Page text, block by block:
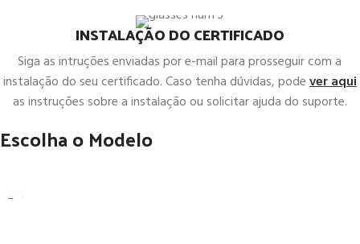
INSTALAÇÃO DO CERTIFICADO
Siga as intruções enviadas por e-mail para prosseguir com a
instalação do seu certificado. Caso tenha dúvidas, podever aqui
as instruções sobre a instalação ou solicitar ajuda do suporte.
Escolha o Modelo